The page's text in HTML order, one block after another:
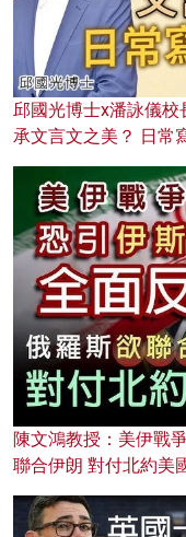
邱國光博士x潘詠儀
承文言文之美？ 日常
陳文鴻教授：美伊戰
聯合伊朗 對付北約美